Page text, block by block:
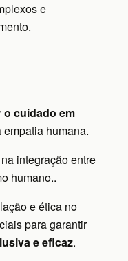
e
cuidado em
empatia humana.
integração entre
humano..
e ética no
para garantir
e eficaz.